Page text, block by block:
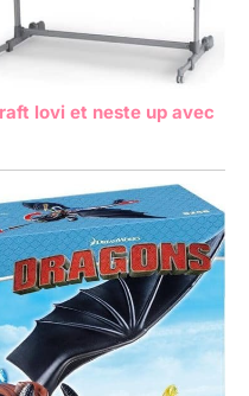
lovi et neste up avec